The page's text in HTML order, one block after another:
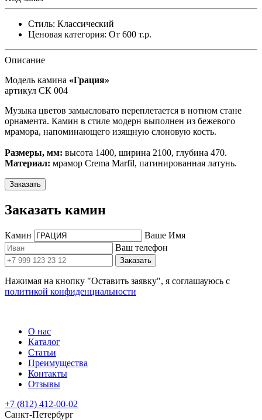
Стиль: Классический
Ценовая категория: От 600 т.р.
Описание
Модель камина «Грация»
артикул СК 004
Музыка цветов замысловато переплетается в нотном стане
орнамента. Камин в стиле модерн выполнен из бежевого
мрамора, напоминающего изящную слоновую кость.
Размеры, мм: высота 1400, ширина 2100, глубина 470.
Материал: мрамор Crema Marfil, патинированная латунь.
Заказать
Заказать камин
Камин
Ваше Имя
Ваш телефон
Заказать
Нажимая на кнопку "Оставить заявку", я соглашауюсь с
политикой конфиденциальности
О нас
Каталог
Статьи
Преимущества
Контакты
Отзывы
+7 (812) 412-00-02
Санкт-Петербург